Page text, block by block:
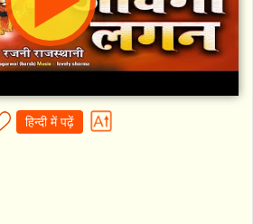
हिन्दी में पढ़ें